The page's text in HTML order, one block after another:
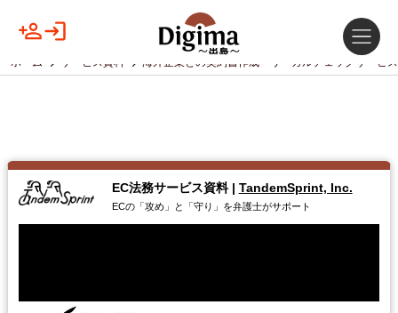
ホーム サービス資料 海外企業との契約書作成・リーガルチェックサービ
EC法務サービス資料 | TandemSprint, Inc.
ECの「攻め」と「守り」を弁護士がサポート